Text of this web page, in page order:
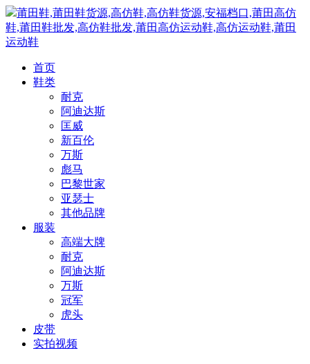
莆田鞋,莆田鞋货源,高仿鞋,高仿鞋货源,安福档口,莆田高仿
鞋,莆田鞋批发,高仿鞋批发,莆田高仿运动鞋,高仿运动鞋,莆田
运动鞋
首页
鞋类
耐克
阿迪达斯
匡威
新百伦
万斯
彪马
巴黎世家
亚瑟士
其他品牌
服装
高端大牌
耐克
阿迪达斯
万斯
冠军
虎头
皮带
实拍视频